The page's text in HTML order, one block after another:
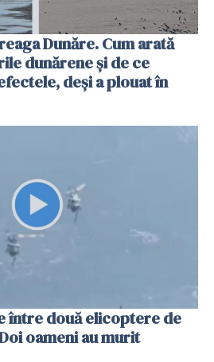
Dunăre. Cum arată
dunărene și de ce
deși a plouat în
între două elicoptere de
oameni au murit